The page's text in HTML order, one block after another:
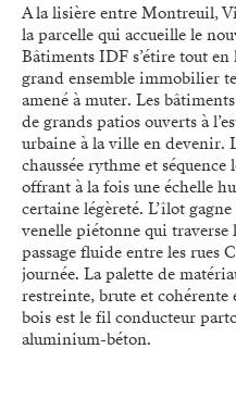
A la lisière entre Montreuil,
la parcelle qui accueille le
Bâtiments IDF s’étire tout en
grand ensemble immobilier
amené à muter. Les
de grands patios ouverts à
urbaine à la ville en devenir.
chaussée rythme et
offrant à la fois une échelle
certaine légèreté. L’îlot
venelle piétonne qui
passage fluide entre les rues
journée. La palette de
restreinte, brute et cohérente
bois est le fil conducteur
aluminium-béton.